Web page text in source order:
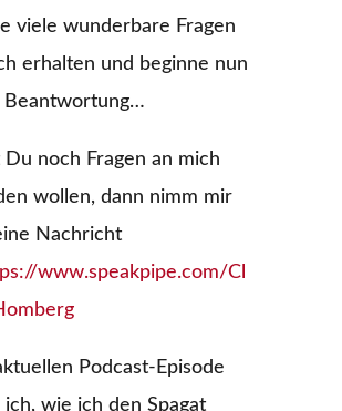
viele wunderbare Fragen
erhalten und beginne nun
Beantwortung…
Du noch Fragen an mich
wollen, dann nimm mir
Nachricht
www.speakpipe.com/Cl
Podcast-Episode
ich, wie ich den Spagat